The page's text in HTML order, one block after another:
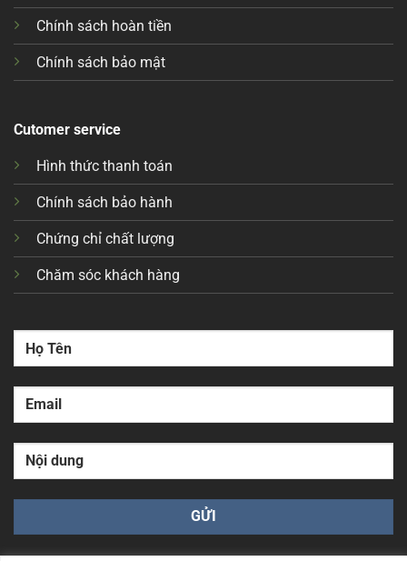
Chính sách hoàn tiền
Chính sách bảo mật
Cutomer service
Hình thức thanh toán
Chính sách bảo hành
Chứng chỉ chất lượng
Chăm sóc khách hàng